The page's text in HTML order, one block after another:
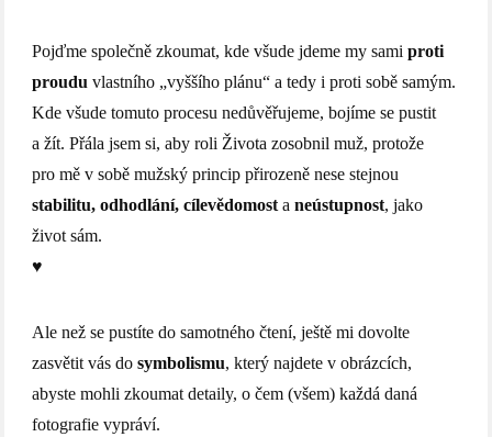
Pojďme společně zkoumat, kde všude jdeme my samiproti
proudu vlastního „vyššího plánu“ a tedy i proti sobě samým.
Kde všude tomuto procesu nedůvěřujeme, bojíme se pustit
a žít. Přála jsem si, aby roli Života zosobnil muž, protože
pro mě v sobě mužský princip přirozeně nese stejnou
stabilitu, odhodlání, cílevědomost aneústupnost, jako
život sám.
♥
Ale než se pustíte do samotného čtení, ještě mi dovolte
zasvětit vás do symbolismu, který najdete v obrázcích,
abyste mohli zkoumat detaily, o čem (všem) každá daná
fotografie vypráví.